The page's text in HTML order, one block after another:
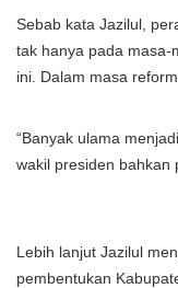
Sebab kata Jazilul,
tak hanya pada masa-
ini. Dalam masa
“Banyak ulama
wakil presiden bahkan
Lebih lanjut Jazilul
pembentukan